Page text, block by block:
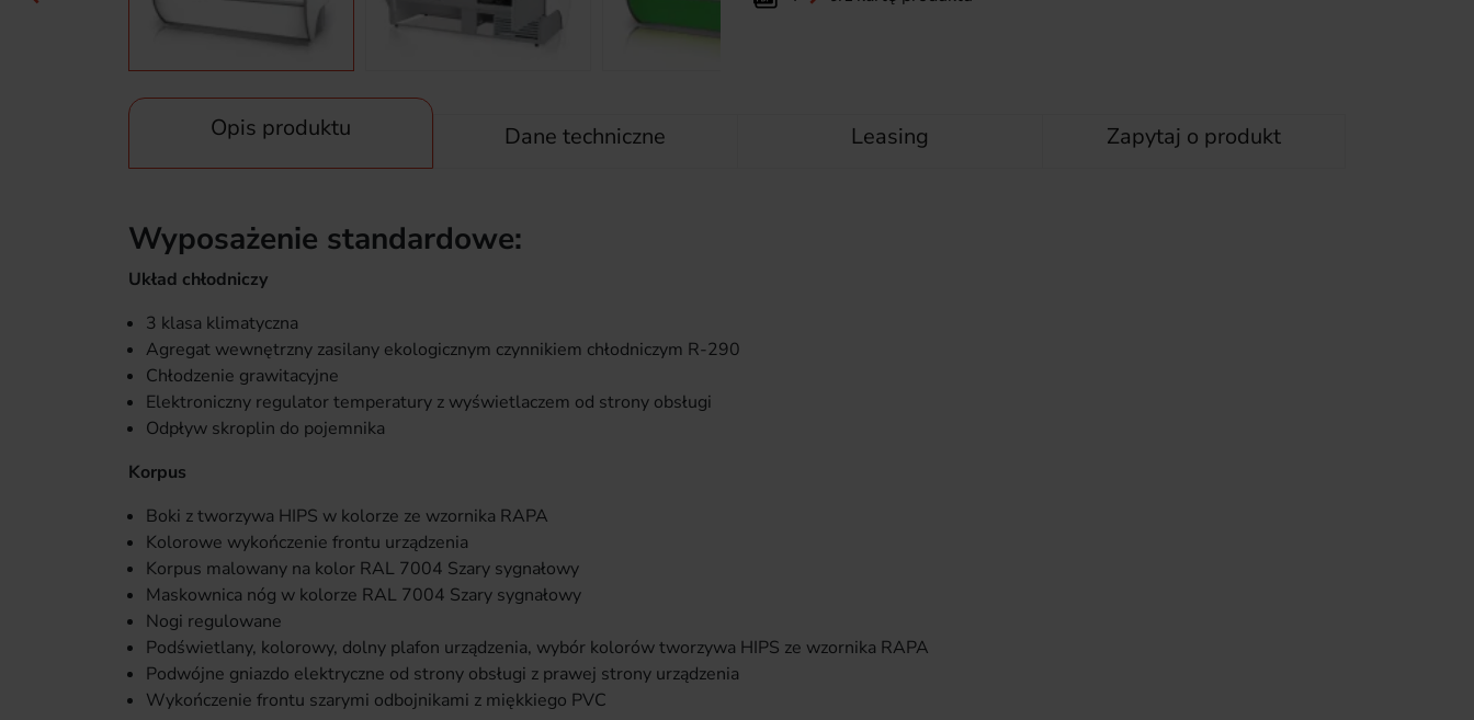
Opis produktu Dane techniczne Leasing Zapytaj o produkt
Wyposażenie standardowe:
Układ chłodniczy
3 klasa klimatyczna
Agregat wewnętrzny zasilany ekologicznym czynnikiem chłodniczym R-290
Chłodzenie grawitacyjne
Elektroniczny regulator temperatury z wyświetlaczem od strony obsługi
Odpływ skroplin do pojemnika
Korpus
Boki z tworzywa HIPS w kolorze ze wzornika RAPA
Kolorowe wykończenie frontu urządzenia
Korpus malowany na kolor RAL 7004 Szary sygnałowy
Maskownica nóg w kolorze RAL 7004 Szary sygnałowy
Nogi regulowane
Podświetlany, kolorowy, dolny plafon urządzenia, wybór kolorów tworzywa HIPS ze wzornika RAPA
Podwójne gniazdo elektryczne od strony obsługi z prawej strony urządzenia
Wykończenie frontu szarymi odbojnikami z miękkiego PVC